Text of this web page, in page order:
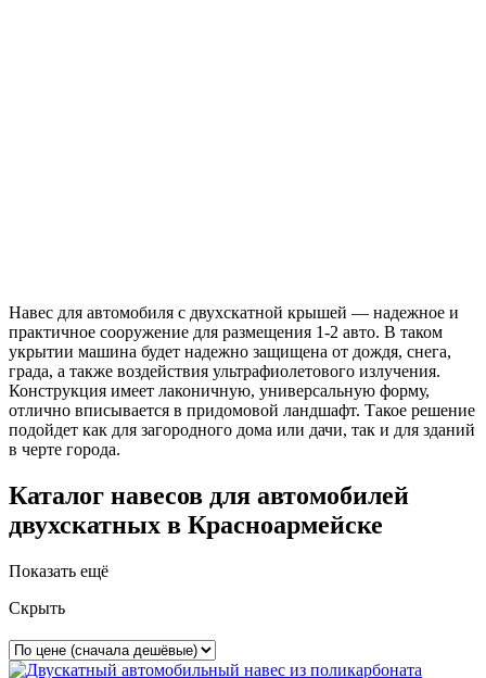
Навес для автомобиля с двухскатной крышей — надежное и
практичное сооружение для размещения 1-2 авто. В таком
укрытии машина будет надежно защищена от дождя, снега,
града, а также воздействия ультрафиолетового излучения.
Конструкция имеет лаконичную, универсальную форму,
отлично вписывается в придомовой ландшафт. Такое решение
подойдет как для загородного дома или дачи, так и для зданий
в черте города.
Каталог навесов для автомобилей
двухскатных в Красноармейске
Показать ещё
Скрыть